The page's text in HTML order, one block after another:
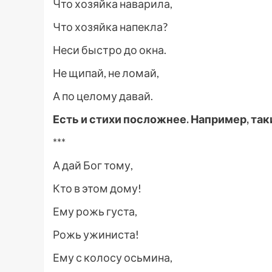
Что хозяйка наварила,
Что хозяйка напекла?
Неси быстро до окна.
Не щипай, не ломай,
А по целому давай.
Есть и стихи посложнее. Например,
***
А дай Бог тому,
Кто в этом дому!
Ему рожь густа,
Рожь ужиниста!
Ему с колосу осьмина,